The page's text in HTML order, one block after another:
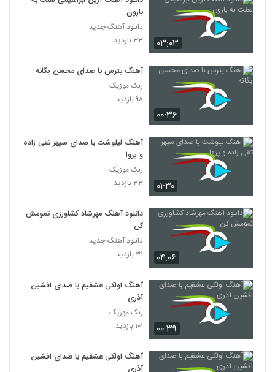
۰۳:۰۳
بارون
دانلود آهنگ جدید
۳۳ بازدید
۰۰:۳۶
آهنگ بترس با صدای محسن یگانه
ربک موزیک
۹۸ بازدید
۰۱:۳۰
آهنگ لیلوشت با صدای سپهر تقی زاده
و پروا
ربک موزیک
۳۳ بازدید
۰۴:۰۶
دانلود آهنگ مهرشاد کشاورزی تمومش
کن
دانلود آهنگ جدید
۳۱ بازدید
۰۰:۳۹
آهنگ اولکی عشقیم با صدای افشین
آذری
ربک موزیک
۱۰۱ بازدید
آهنگ اولکی عشقیم با صدای افشین
آذری